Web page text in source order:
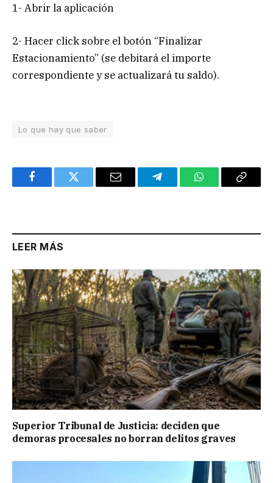
1- Abrir la aplicación
2- Hacer click sobre el botón “Finalizar
Estacionamiento” (se debitará el importe
correspondiente y se actualizará tu saldo).
Lo que hay que saber
FacebookTwitter Email TelegramWhatsAppCopy
LEER MÁS
Superior Tribunal de Justicia: deciden que
demoras procesales no borran delitos graves